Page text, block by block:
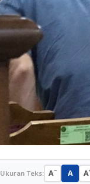
Ukuran Teks: A− A A